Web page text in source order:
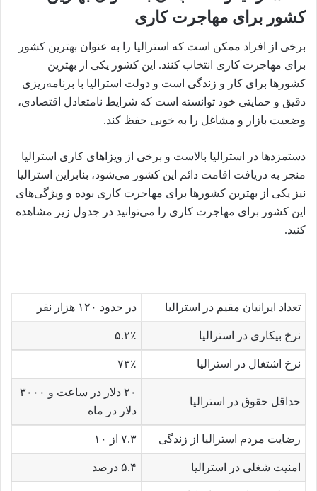
کشور برای مهاجرت کاری
برخی از افراد ممکن است که استرالیا را به عنوان بهترین کشور
برای مهاجرت کاری انتخاب کنند. این کشور یکی از بهترین
کشورها برای کار و زندگی است و دولت استرالیا با برنامه‌ریزی
دقیق و حمایتی خود توانسته است که شرایط نامتعادل اقتصادی،
وضعیت بازار و مشاغل را به خوبی حفظ کند.
دستمزدها در استرالیا بالاست و برخی از ویزاهای کاری استرالیا
منجر به دریافت اقامت دائم این کشور می‌شود، بنابراین استرالیا
نیز یکی از بهترین کشورها برای مهاجرت کاری بوده و ویژگی‌های
این کشور برای مهاجرت کاری را می‌توانید در جدول زیر مشاهده
کنید.
تعداد ایرانیان مقیم در استرالیا در حدود ۱۲۰ هزار نفر
نرخ بیکاری در استرالیا ۵.۲٪
نرخ اشتغال در استرالیا ۷۳٪
حداقل حقوق در استرالیا
۲۰ دلار در ساعت و ۳۰۰۰
دلار در ماه
رضایت مردم استرالیا از زندگی ۷.۳ از ۱۰
امنیت شغلی در استرالیا ۵.۴ درصد